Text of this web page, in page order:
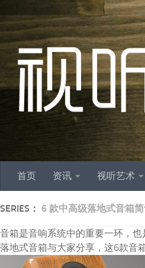
跳至内容
首页 资讯 视听艺术
SERIES： 6 款中高级落地式音箱
音箱是音响系统中的重要一环，
落地式音箱与大家分享，这6款音